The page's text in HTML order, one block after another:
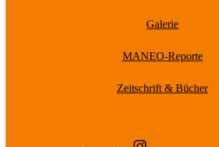
Galerie
MANEO-Reporte
Zeitschrift & Bücher